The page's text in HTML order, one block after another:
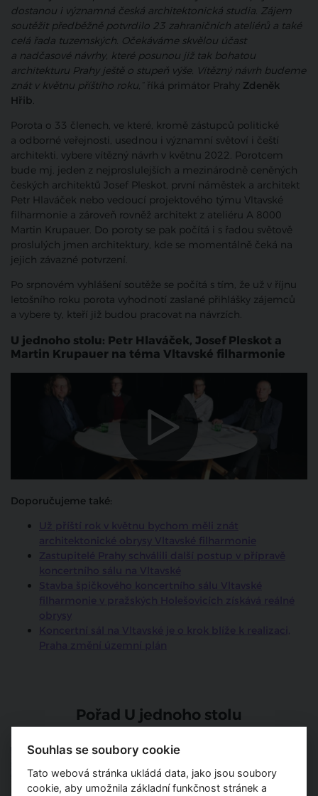
dostanou i významná česká architektonická studia. Zájem
soutěžit předběžně potvrdilo 23 zahraničních ateliérů a také
celá řada tuzemských. Očekáváme skvělou účast
a nadčasové návrhy, které posunou již tak bohatou
architekturu Prahy ještě o stupeň výše. Vítězný návrh budeme
znát v květnu příštího roku,“ říká primátor Prahy Zdeněk
Hřib.
Porota o 33 členech, ve které, kromě zástupců politické
a odborné veřejnosti, usednou i významní světoví i čeští
architekti, vybere vítězný návrh v květnu 2022. Porotcem
bude mj. jeden z nejproslulejších a mezinárodně ceněných
českých architektů Josef Pleskot, první náměstek a architekt
Petr Hlaváček nebo vedoucí projektového týmu Vltavské
filharmonie a zároveň rovněž architekt z ateliéru A 8000
Martin Krupauer. Do poroty se pak počítá i s řadou světově
proslulých jmen architektury, kde se momentálně čeká na
jejich závazné potvrzení.
Po srpnovém vyhlášení soutěže se počítá s tím, že už v říjnu
letošního roku porota vyhodnotí zaslané přihlášky zájemců
a vybere ty, kteří již budou pracovat na návrzích.
U jednoho stolu: Petr Hlaváček, Josef Pleskot a
Martin Krupauer na téma Vltavské filharmonie
Doporučujeme také:
Už příští rok v květnu bychom měli znát
architektonické obrysy Vltavské filharmonie
Zastupitelé Prahy schválili další postup v přípravě
koncertního sálu na Vltavské
Stavba špičkového koncertního sálu Vltavské
filharmonie v pražských Holešovicích získává reálné
obrysy
Koncertní sál na Vltavské je o krok blíže k realizaci,
Praha změní územní plán
Pořad U jednoho stolu
Jak bude vypadat stavba
filharmonie budeme vědět už
v květnu
Souhlas se soubory cookie
Tato webová stránka ukládá data, jako jsou soubory
cookie, aby umožnila základní funkčnost stránek a